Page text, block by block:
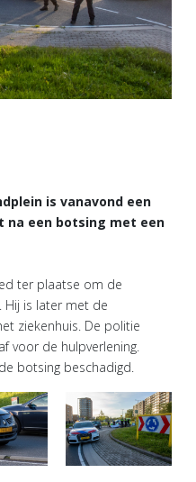
is vanavond een
na een botsing met een
ter plaatse om de
is later met de
ziekenhuis. De politie
voor de hulpverlening.
botsing beschadigd.